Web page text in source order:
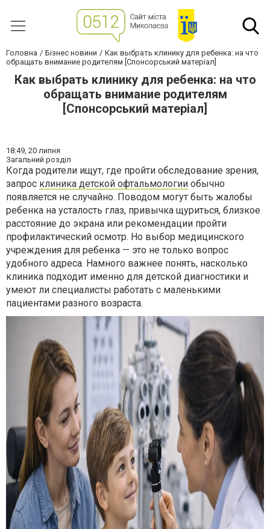
Головна Бізнес новини
Как выбрать клинику для ребенка: на что
обращать внимание родителям [Спонсорський матеріал]
Как выбрать клинику для ребенка: на что
обращать внимание родителям
[Спонсорський матеріал]
18:49, 20 липня
Загальний розділ
Когда родители ищут, где пройти обследование зрения,
запрос клиника детской офтальмологии обычно
появляется не случайно. Поводом могут быть жалобы
ребенка на усталость глаз, привычка щуриться, близкое
расстояние до экрана или рекомендации пройти
профилактический осмотр. Но выбор медицинского
учреждения для ребенка — это не только вопрос
удобного адреса. Намного важнее понять, насколько
клиника подходит именно для детской диагностики и
умеют ли специалисты работать с маленькими
пациентами разного возраста.